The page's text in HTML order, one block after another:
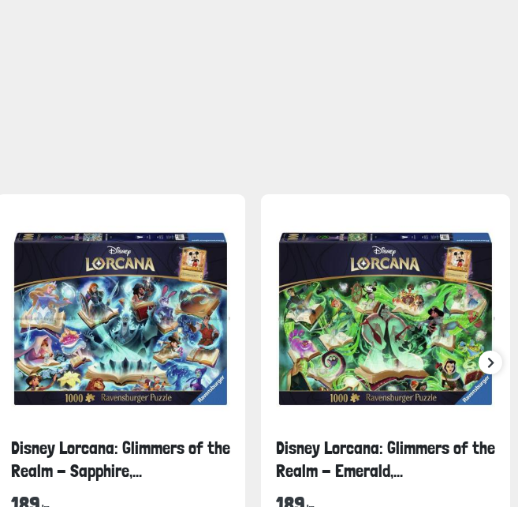
Disney Lorcana: Glimmers of the
Realm - Sapphire,...
Disney Lorcana: Glimmers of the
Realm - Emerald,...